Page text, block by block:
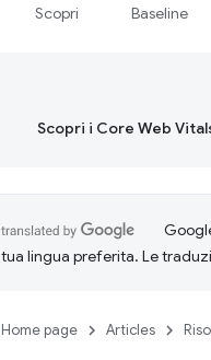
Scopri Baseline
Scopri i Core Web
tua lingua preferita. Le
Home page Articles